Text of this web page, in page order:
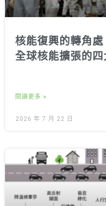
核能復興的轉角
全球核能擴張的
閱讀更多 »
2026 年 7 月 22 日